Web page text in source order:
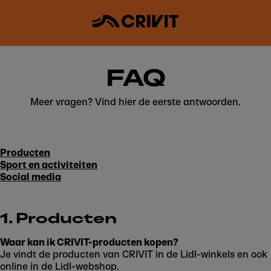
FAQ
Meer vragen? Vind hier de eerste antwoorden.
Producten
Sport en activiteiten
Social media
1. Producten
Waar kan ik CRIVIT-producten kopen?
Je vindt de producten van CRIVIT in de Lidl-winkels en ook
online in de Lidl-webshop.